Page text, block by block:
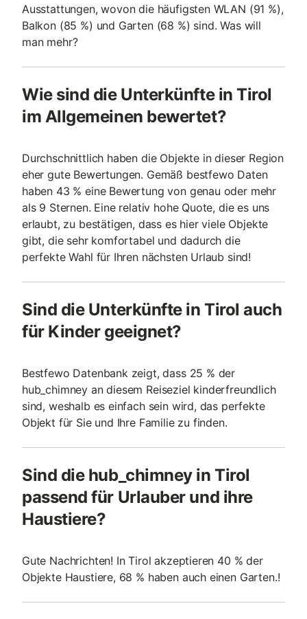
Ausstattungen, wovon die häufigsten WLAN (91 %),
Balkon (85 %) und Garten (68 %) sind. Was will
man mehr?
Wie sind die Unterkünfte in Tirol
im Allgemeinen bewertet?
Durchschnittlich haben die Objekte in dieser Region
eher gute Bewertungen. Gemäß bestfewo Daten
haben 43 % eine Bewertung von genau oder mehr
als 9 Sternen. Eine relativ hohe Quote, die es uns
erlaubt, zu bestätigen, dass es hier viele Objekte
gibt, die sehr komfortabel und dadurch die
perfekte Wahl für Ihren nächsten Urlaub sind!
Sind die Unterkünfte in Tirol auch
für Kinder geeignet?
Bestfewo Datenbank zeigt, dass 25 % der
hub_chimney an diesem Reiseziel kinderfreundlich
sind, weshalb es einfach sein wird, das perfekte
Objekt für Sie und Ihre Familie zu finden.
Sind die hub_chimney in Tirol
passend für Urlauber und ihre
Haustiere?
Gute Nachrichten! In Tirol akzeptieren 40 % der
Objekte Haustiere, 68 % haben auch einen Garten.!